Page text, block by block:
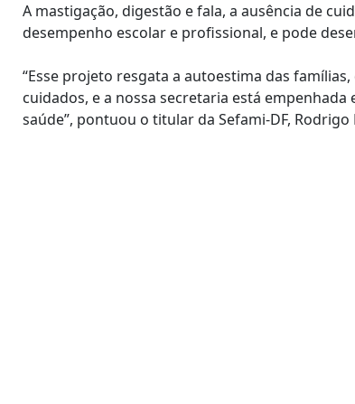
A mastigação, digestão e fala, a ausência de
desempenho escolar e profissional, e pode
“Esse projeto resgata a autoestima das
cuidados, e a nossa secretaria está
saúde”, pontuou o titular da Sefami-DF, Rodrigo